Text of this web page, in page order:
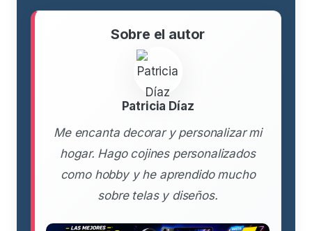
Sobre el autor
Patricia Díaz
Me encanta decorar y personalizar mi
hogar. Hago cojines personalizados
como hobby y he aprendido mucho
sobre telas y diseños.